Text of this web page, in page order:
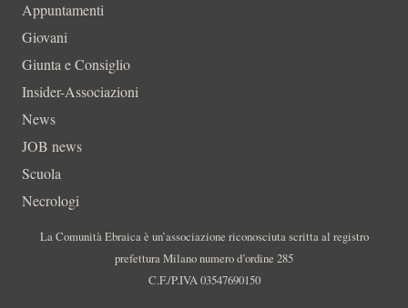
Appuntamenti
Giovani
Giunta e Consiglio
Insider-Associazioni
News
JOB news
Scuola
Necrologi
La Comunità Ebraica è un’associazione riconosciuta scritta al registro
prefettura Milano numero d’ordine 285
C.F./P.IVA 03547690150